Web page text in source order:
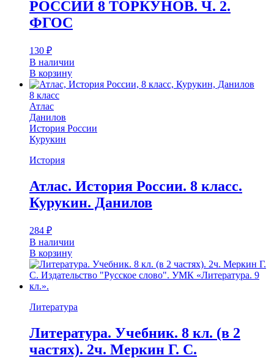
РОССИИ 8 ТОРКУНОВ. Ч. 2.
ФГОС
130 ₽
В наличии
В корзину
8 класс
Атлас
Данилов
История России
Курукин
История
Атлас. История России. 8 класс.
Курукин. Данилов
284 ₽
В наличии
В корзину
Литература
Литература. Учебник. 8 кл. (в 2
частях). 2ч. Меркин Г. С.